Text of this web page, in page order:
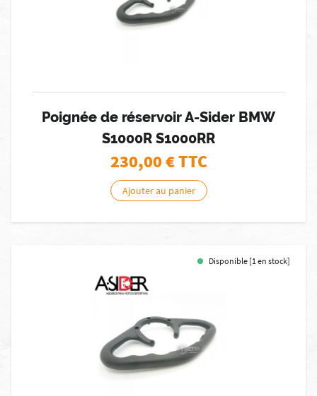
Poignée de réservoir A-Sider BMW
S1000R S1000RR
230,00€ TTC
Ajouter au panier
Disponible [1 en stock]